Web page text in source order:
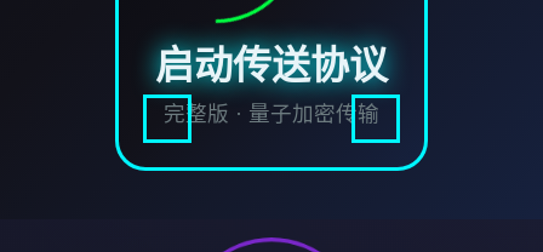
启动传送协议
完整版 · 量子加密传输